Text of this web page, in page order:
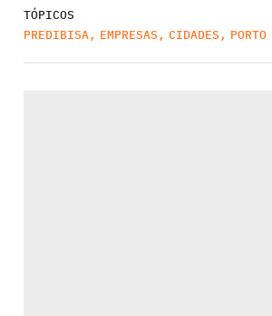
TÓPICOS
PREDIBISA, EMPRESAS , CIDADES , PORTO